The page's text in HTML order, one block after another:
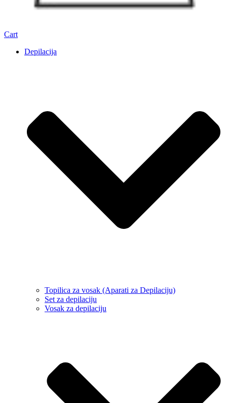
Cart
Depilacija
Topilica za vosak (Aparati za Depilaciju)
Set za depilaciju
Vosak za depilaciju